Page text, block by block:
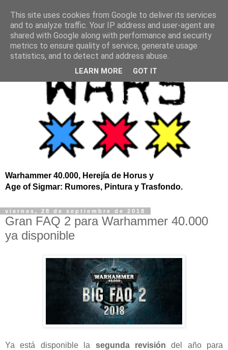
Warhammer 40.000, Herejía de Horus y
Age of Sigmar: Rumores, Pintura y Trasfondo.
viernes, 28 de septiembre de 2018
Gran FAQ 2 para Warhammer 40.000
ya disponible
Ya está disponible la segunda revisión del año para
This site uses cookies from Google to deliver its services
and to analyze traffic. Your IP address and user-agent are
shared with Google along with performance and security
metrics to ensure quality of service, generate usage
statistics, and to detect and address abuse.
LEARN MORE GOT IT